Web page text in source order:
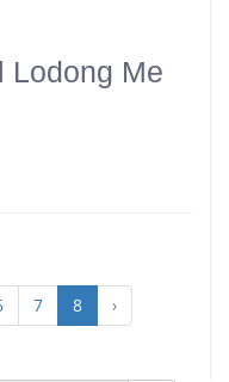
Lodong Me
7 8 ›